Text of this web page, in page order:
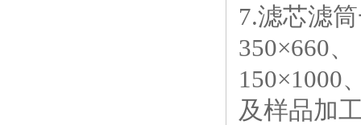
7.滤芯滤
350×660
150×1000
及样品加